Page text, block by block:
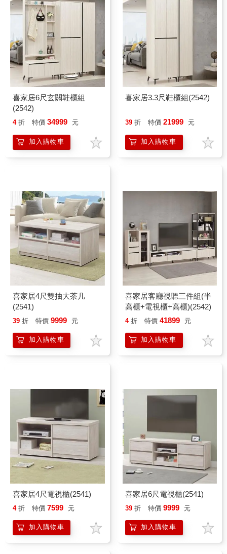
喜家居6尺玄關鞋櫃組
(2542)
4 折 特價 34999 元
加入購物車
喜家居3.3尺鞋櫃組(2542)
39 折 特價 21999 元
加入購物車
喜家居4尺雙抽大茶几
(2541)
39 折 特價 9999 元
加入購物車
喜家居客廳視聽三件組(半
高櫃+電視櫃+高櫃)(2542)
4 折 特價 41899 元
加入購物車
喜家居4尺電視櫃(2541)
4 折 特價 7599 元
加入購物車
喜家居6尺電視櫃(2541)
39 折 特價 9999 元
加入購物車